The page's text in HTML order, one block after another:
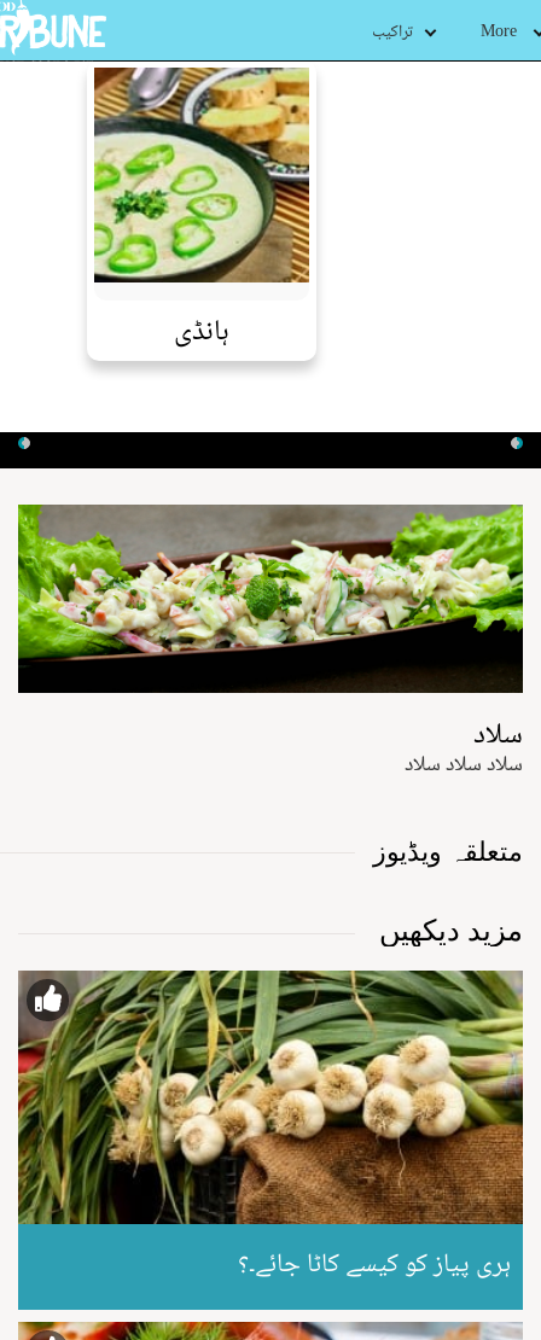
تراکیب More
ہانڈی
سلاد
سلاد سلاد سلاد
متعلقہ ویڈیوز
مزید دیکھیں
ہری پیاز کو کیسے کاٹا جائے۔؟